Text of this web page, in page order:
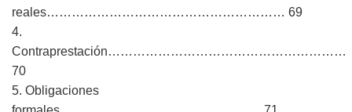
reales………………………………………………… 69
4.
Contraprestación…………………………………………………
70
5. Obligaciones